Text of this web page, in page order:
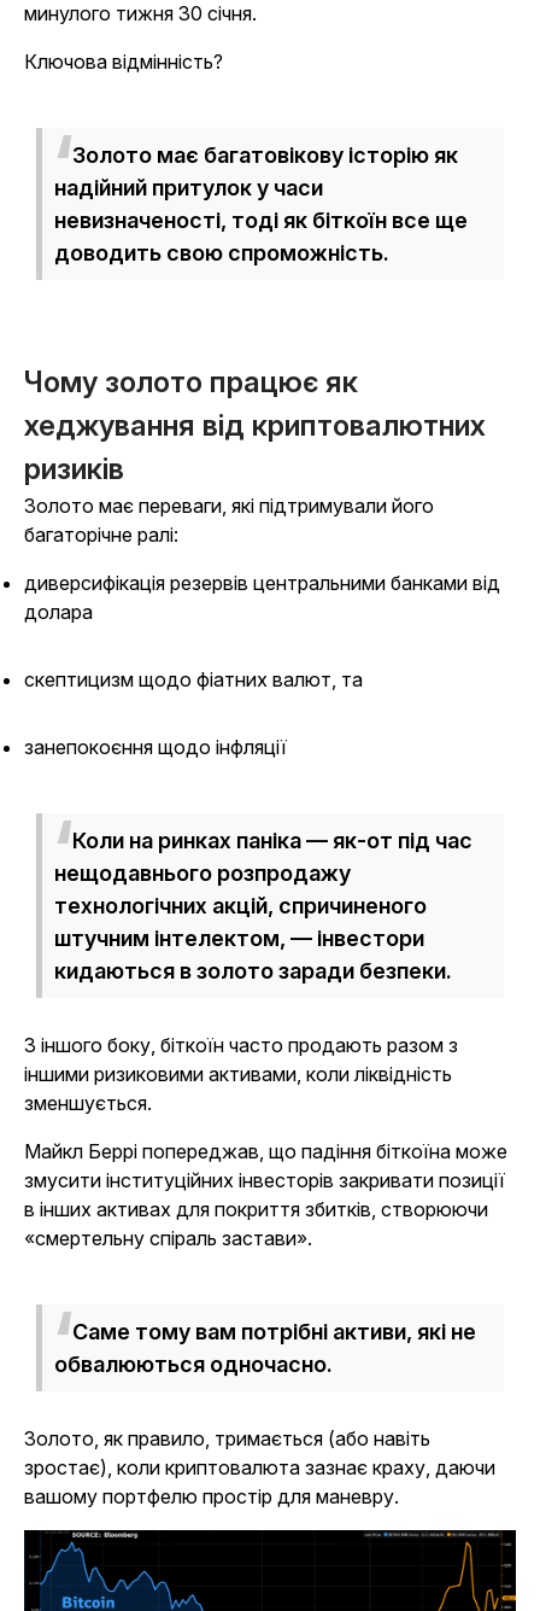
минулого тижня 30 січня.
Ключова відмінність?
Золото має багатовікову історію як
надійний притулок у часи
невизначеності, тоді як біткоїн все ще
доводить свою спроможність.
Чому золото працює як
хеджування від криптовалютних
ризиків
Золото має переваги, які підтримували його
багаторічне ралі:
диверсифікація резервів центральними банками від
долара
скептицизм щодо фіатних валют, та
занепокоєння щодо інфляції
Коли на ринках паніка — як-от під час
нещодавнього розпродажу
технологічних акцій, спричиненого
штучним інтелектом, — інвестори
кидаються в золото заради безпеки.
З іншого боку, біткоїн часто продають разом з
іншими ризиковими активами, коли ліквідність
зменшується.
Майкл Беррі попереджав, що падіння біткоїна може
змусити інституційних інвесторів закривати позиції
в інших активах для покриття збитків, створюючи
«смертельну спіраль застави».
Саме тому вам потрібні активи, які не
обвалюються одночасно.
Золото, як правило, тримається (або навіть
зростає), коли криптовалюта зазнає краху, даючи
вашому портфелю простір для маневру.